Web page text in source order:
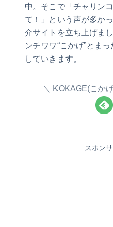
中。そこで「チャリン
て！」という声が多か
介サイトを立ち上げま
ンチワワ“こかげ”とま
していきます。
KOKAGE(こか
スポン